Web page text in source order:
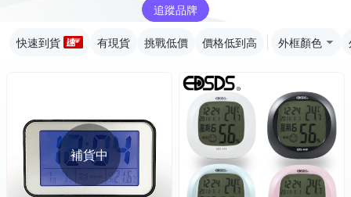
追蹤品牌
快速到貨 有現貨 挑戰低價 價格低到高 外框顏色
補貨中